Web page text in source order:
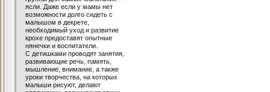
ясли. Даже если у мамы нет
возможности долго сидеть с
малышом в декрете,
необходимый уход и развитие
крохе предоставят опытные
нянечки и воспитатели.
С детишками проводят занятия,
развивающие речь, память,
мышление, внимание, а также
уроки творчества, на которых
малыши рисуют, делают